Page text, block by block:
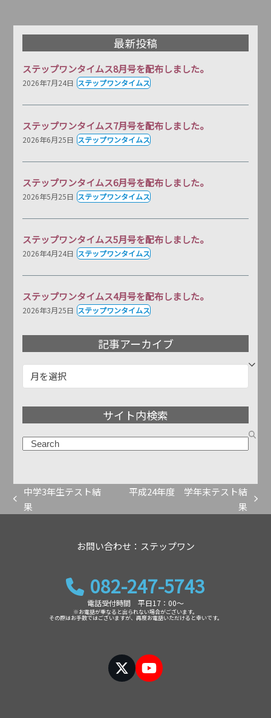
最新投稿
ステップワンタイムス8月号を配布しました。
2026年7月24日 ステップワンタイムス
ステップワンタイムス7月号を配布しました。
2026年6月25日 ステップワンタイムス
ステップワンタイムス6月号を配布しました。
2026年5月25日 ステップワンタイムス
ステップワンタイムス5月号を配布しました。
2026年4月24日 ステップワンタイムス
ステップワンタイムス4月号を配布しました。
2026年3月25日 ステップワンタイムス
記事アーカイブ
事
サイト内検索
previous
中学3年生テスト結
果
平成24年度 学年末テスト結
果
お問い合わせ：ステップワン
082-247-5743
電話受付時間 平日17：00～
※お電話が重なると出られない場合がございます。
その際はお手数ではございますが、再度お電話いただけると幸いです。
TwitterYouTube